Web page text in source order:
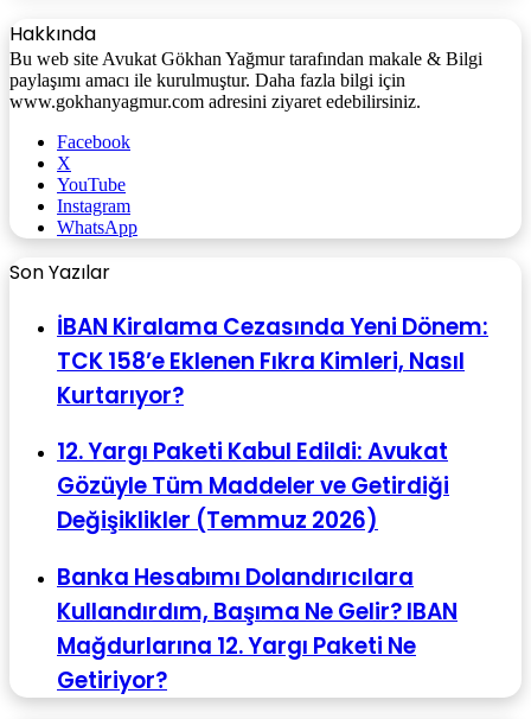
Hakkında
Bu web site Avukat Gökhan Yağmur tarafından makale & Bilgi
paylaşımı amacı ile kurulmuştur. Daha fazla bilgi için
www.gokhanyagmur.com adresini ziyaret edebilirsiniz.
Facebook
X
YouTube
Instagram
WhatsApp
Son Yazılar
İBAN Kiralama Cezasında Yeni Dönem:
TCK 158’e Eklenen Fıkra Kimleri, Nasıl
Kurtarıyor?
12. Yargı Paketi Kabul Edildi: Avukat
Gözüyle Tüm Maddeler ve Getirdiği
Değişiklikler (Temmuz 2026)
Banka Hesabımı Dolandırıcılara
Kullandırdım, Başıma Ne Gelir? IBAN
Mağdurlarına 12. Yargı Paketi Ne
Getiriyor?